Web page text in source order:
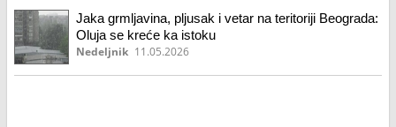
Jaka grmljavina, pljusak i vetar na teritoriji Beograda:
Oluja se kreće ka istoku
Nedeljnik 11.05.2026